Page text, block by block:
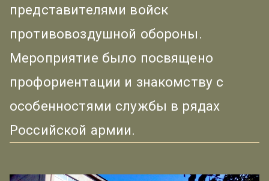
представителями войск
противовоздушной обороны.
Мероприятие было посвящено
профориентации и знакомству с
особенностями службы в рядах
Российской армии.